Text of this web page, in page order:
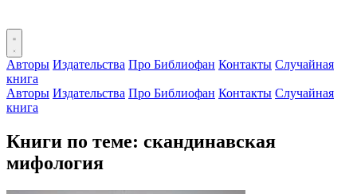
Авторы Издательства Про Библиофан Контакты Случайная
книга
Авторы Издательства Про Библиофан Контакты Случайная
книга
Книги по теме: скандинавская
мифология